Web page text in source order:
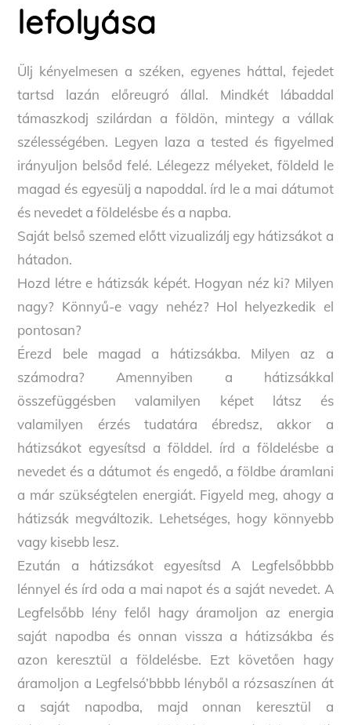
lefolyása
Ülj kényelmesen a széken, egyenes háttal, fejedet
tartsd lazán előreugró állal. Mindkét lábaddal
támaszkodj szilárdan a földön, mintegy a vállak
szélességében. Legyen laza a tested és figyelmed
irányuljon belsőd felé. Lélegezz mélyeket, földeld le
magad és egyesülj a napoddal. írd le a mai dátumot
és nevedet a földelésbe és a napba.
Saját belső szemed előtt vizualizálj egy hátizsákot a
hátadon.
Hozd létre e hátizsák képét. Hogyan néz ki? Milyen
nagy? Könnyű-e vagy nehéz? Hol helyezkedik el
pontosan?
Érezd bele magad a hátizsákba. Milyen az a
számodra? Amennyiben a hátizsákkal
összefüggésben valamilyen képet látsz és
valamilyen érzés tudatára ébredsz, akkor a
hátizsákot egyesítsd a földdel. írd a földelésbe a
nevedet és a dátumot és engedő, a földbe áramlani
a már szükségtelen energiát. Figyeld meg, ahogy a
hátizsák megváltozik. Lehetséges, hogy könnyebb
vagy kisebb lesz.
Ezután a hátizsákot egyesítsd A Legfelsőbbbb
lénnyel és írd oda a mai napot és a saját nevedet. A
Legfelsőbb lény felől hagy áramoljon az energia
saját napodba és onnan vissza a hátizsákba és
azon keresztül a földelésbe. Ezt követően hagy
áramoljon a Legfelsó’bbbb lényből a rózsaszínen át
a saját napodba, majd onnan keresztül a